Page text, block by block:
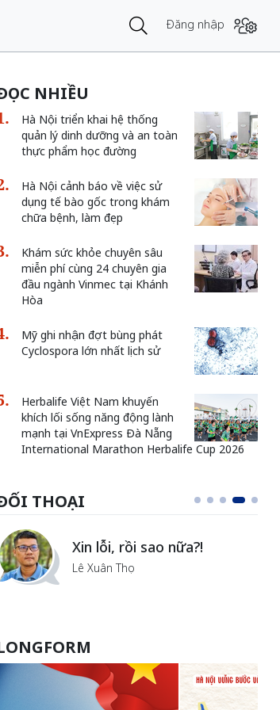
Đăng nhập
NHIỀU
Hà Nội triển khai hệ thống
quản lý dinh dưỡng và an toàn
thực phẩm học đường
Hà Nội cảnh báo về việc sử
dụng tế bào gốc trong khám
chữa bệnh, làm đẹp
Khám sức khỏe chuyên sâu
miễn phí cùng 24 chuyên gia
đầu ngành Vinmec tại Khánh
Hòa
Mỹ ghi nhận đợt bùng phát
Cyclospora lớn nhất lịch sử
Herbalife Việt Nam khuyến
khích lối sống năng động lành
mạnh tại VnExpress Đà Nẵng
International Marathon Herbalife Cup 2026
THOẠI
Xin lỗi, rồi sao nữa?!
Lê Xuân Thọ